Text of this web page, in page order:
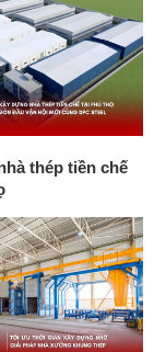
thép tiền chế